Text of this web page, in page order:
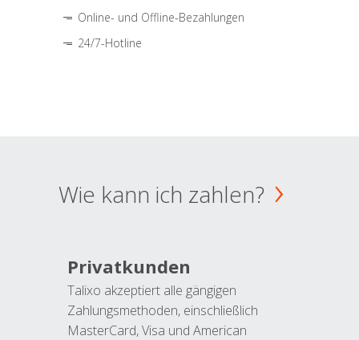
Online- und Offline-Bezahlungen
24/7-Hotline
Wie kann ich zahlen?
Privatkunden
Talixo akzeptiert alle gängigen
Zahlungsmethoden, einschließlich
MasterCard, Visa und American